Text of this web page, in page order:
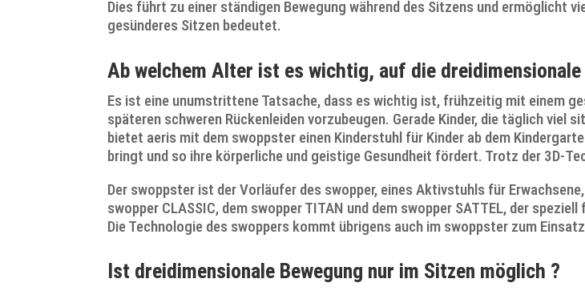
Dies führt zu einer ständigen Bewegung während des Sitzens und ermöglicht
gesünderes Sitzen bedeutet.
Ab welchem Alter ist es wichtig, auf die dreidimensionale
Es ist eine unumstrittene Tatsache, dass es wichtig ist, frühzeitig mit einem
späteren schweren Rückenleiden vorzubeugen. Gerade Kinder, die täglich viel
bietet aeris mit dem swoppster einen Kinderstuhl für Kinder ab dem
bringt und so ihre körperliche und geistige Gesundheit fördert. Trotz der 3D-
Der swoppster ist der Vorläufer des swopper, eines Aktivstuhls für
swopper CLASSIC, dem swopper TITAN und dem swopper SATTEL, der
Die Technologie des swoppers kommt übrigens auch im swoppster zum
Ist dreidimensionale Bewegung nur im Sitzen möglich ?